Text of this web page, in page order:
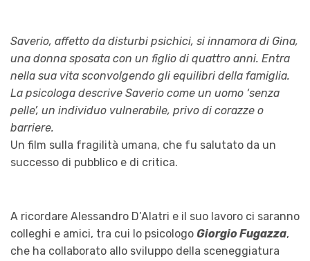
Saverio, affetto da disturbi psichici, si innamora di Gina,
una donna sposata con un figlio di quattro anni. Entra
nella sua vita sconvolgendo gli equilibri della famiglia.
La psicologa descrive Saverio come un uomo ‘senza
pelle’, un individuo vulnerabile, privo di corazze o
barriere.
Un film sulla fragilità umana, che fu salutato da un
successo di pubblico e di critica.
A ricordare Alessandro D’Alatri e il suo lavoro ci saranno
colleghi e amici, tra cui lo psicologo Giorgio Fugazza,
che ha collaborato allo sviluppo della sceneggiatura